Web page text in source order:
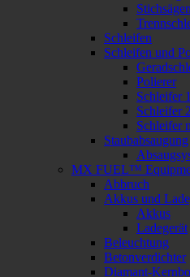
Stichsägen
Schleifen
Schleifen und
Polierer
Schleifer
Schleifer
Schleifer
Staubabsaugung
MX FUEL™
Abbruch
Akkus und
Akkus
Ladegerät
Beleuchtung
Betonverdichter
Diamant-